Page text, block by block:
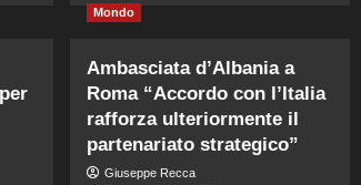
Mondo
Ambasciata d’Albania a
Roma “Accordo con l’Italia
rafforza ulteriormente il
partenariato strategico”
Giuseppe Recca